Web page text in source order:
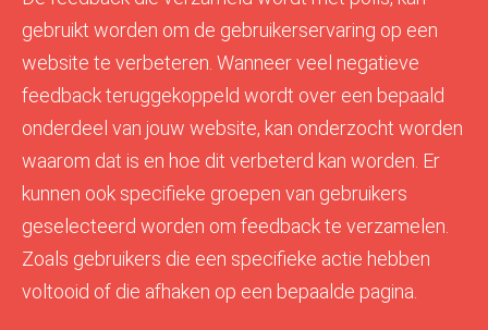
gebruikt worden om de gebruikerservaring op een
website te verbeteren. Wanneer veel negatieve
feedback teruggekoppeld wordt over een bepaald
onderdeel van jouw website, kan onderzocht worden
waarom dat is en hoe dit verbeterd kan worden. Er
kunnen ook specifieke groepen van gebruikers
geselecteerd worden om feedback te verzamelen.
Zoals gebruikers die een specifieke actie hebben
voltooid of die afhaken op een bepaalde pagina.